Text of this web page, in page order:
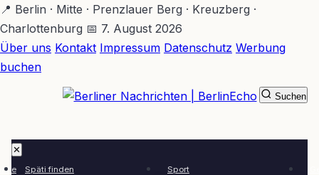
Zum
Hauptinhalt
springen
📍 Berlin · Mitte · Prenzlauer Berg · Kreuzberg ·
Charlottenburg 📅 7. August 2026
Über uns Kontakt Impressum Datenschutz Werbung
buchen
✕
Späti finden Sport
Suchen